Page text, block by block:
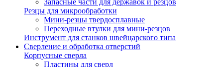
Запасные части для державок и резцов
Резцы для микрообработки
Мини-резцы твердосплавные
Переходные втулки для мини-резцов
Инструмент для станков швейцарского типа
Сверление и обработка отверстий
Корпусные сверла
Пластины для сверл